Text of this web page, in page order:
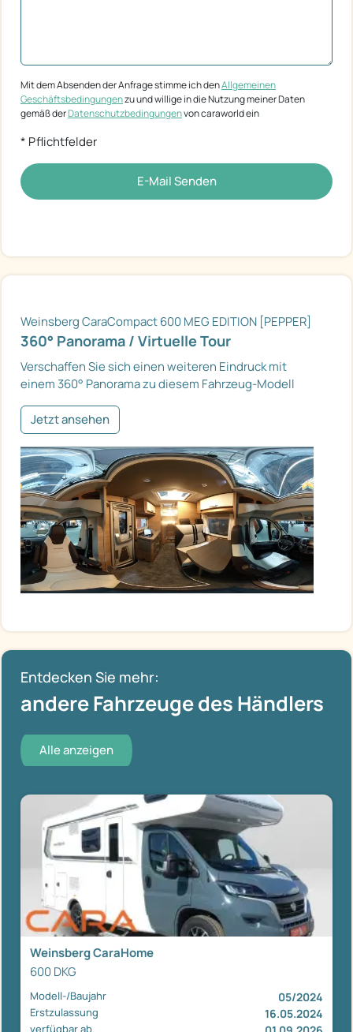
Mit dem Absenden der Anfrage stimme ich denAllgemeinen
Geschäftsbedingungenzu und willige in die Nutzung meiner Daten
gemäß derDatenschutzbedingungenvon caraworld ein
* Pflichtfelder
E-Mail Senden
Weinsberg CaraCompact 600 MEG EDITION [PEPPER]
360° Panorama / Virtuelle Tour
Verschaffen Sie sich einen weiteren Eindruck mit
einem 360° Panorama zu diesem Fahrzeug-Modell
Jetzt ansehen
Entdecken Sie mehr:
andere Fahrzeuge des Händlers
Alle anzeigen
Weinsberg CaraHome
600 DKG
Modell-/Baujahr 05/2024
Erstzulassung 16.05.2024
verfügbar ab